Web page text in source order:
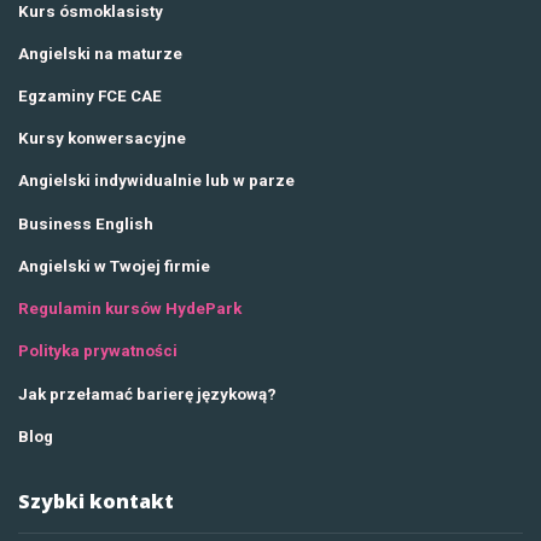
Kurs ósmoklasisty
Angielski na maturze
Egzaminy FCE CAE
Kursy konwersacyjne
Angielski indywidualnie lub w parze
Business English
Angielski w Twojej firmie
Regulamin kursów HydePark
Polityka prywatności
Jak przełamać barierę językową?
Blog
Szybki kontakt